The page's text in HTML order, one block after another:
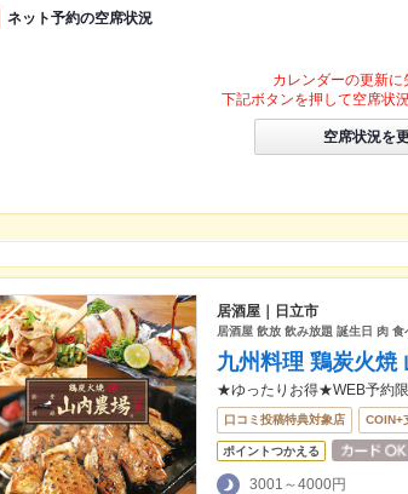
ネット予約の空席状況
カレンダーの更新に
下記ボタンを押して空席状
空席状況を
居酒屋｜日立市
居酒屋 飲放 飲み放題 誕生日 肉 食
九州料理 鶏炭火
★ゆったりお得★WEB予約
口コミ投稿特典対象店 COIN+
ポイントつかえる
3001～4000円